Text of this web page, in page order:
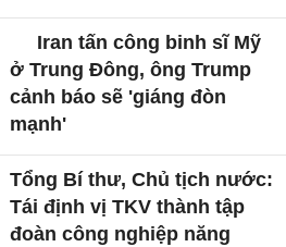
Iran tấn công binh sĩ Mỹ
ở Trung Đông, ông Trump
cảnh báo sẽ 'giáng đòn
mạnh'
Tổng Bí thư, Chủ tịch nước:
Tái định vị TKV thành tập
đoàn công nghiệp năng